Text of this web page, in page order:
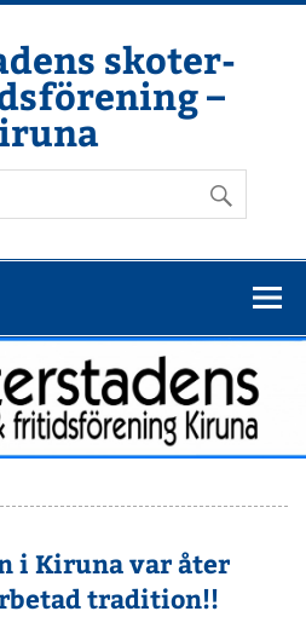
skoter-
–
i Kiruna var åter
tradition!!